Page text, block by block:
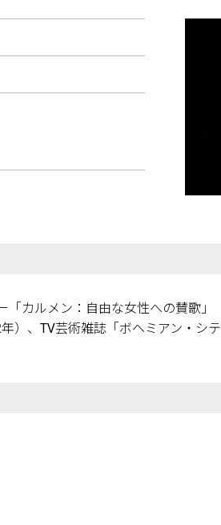
カルメン：自由な女性への賛歌」
、TV芸術雑誌「ボヘミアン・シ